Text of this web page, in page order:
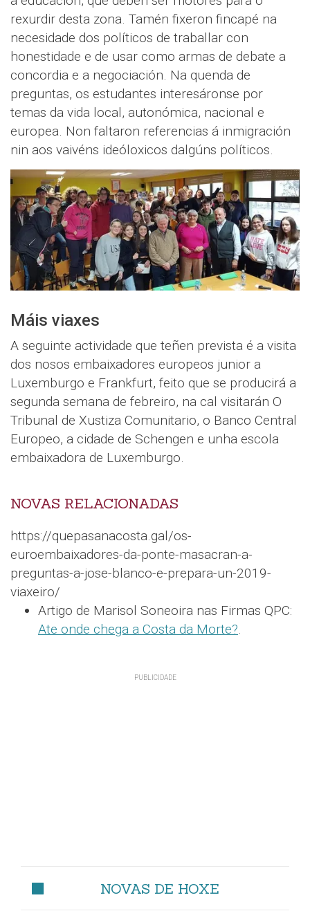
rexurdir desta zona. Tamén fixeron fincapé na
necesidade dos políticos de traballar con
honestidade e de usar como armas de debate a
concordia e a negociación. Na quenda de
preguntas, os estudantes interesáronse por
temas da vida local, autonómica, nacional e
europea. Non faltaron referencias á inmigración
nin aos vaivéns ideóloxicos dalgúns políticos.
Máis viaxes
A seguinte actividade que teñen prevista é a visita
dos nosos embaixadores europeos junior a
Luxemburgo e Frankfurt, feito que se producirá a
segunda semana de febreiro, na cal visitarán O
Tribunal de Xustiza Comunitario, o Banco Central
Europeo, a cidade de Schengen e unha escola
embaixadora de Luxemburgo.
NOVAS RELACIONADAS
https://quepasanacosta.gal/os-
euroembaixadores-da-ponte-masacran-a-
preguntas-a-jose-blanco-e-prepara-un-2019-
viaxeiro/
Artigo de Marisol Soneoira nas Firmas QPC:
Ate onde chega a Costa da Morte?.
NOVAS DE HOXE